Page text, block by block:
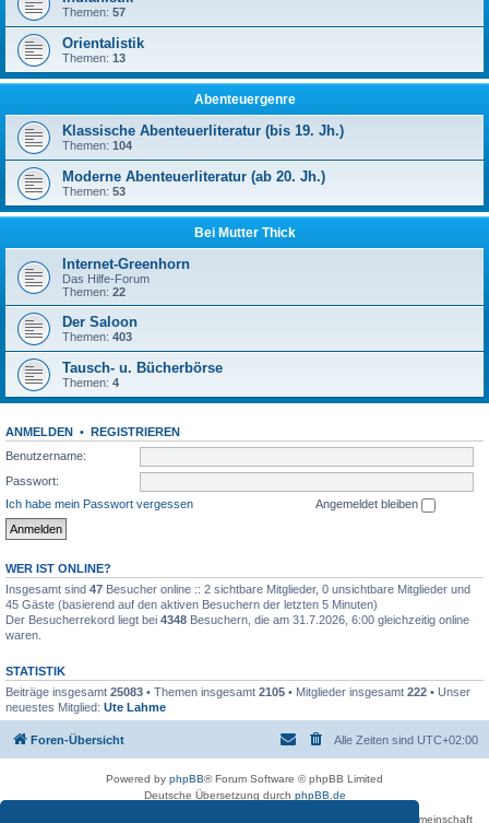
Themen: 57
Orientalistik
Themen: 13
Abenteuergenre
Klassische Abenteuerliteratur (bis 19. Jh.)
Themen: 104
Moderne Abenteuerliteratur (ab 20. Jh.)
Themen: 53
Bei Mutter Thick
Internet-Greenhorn
Das Hilfe-Forum
Themen: 22
Der Saloon
Themen: 403
Tausch- u. Bücherbörse
Themen: 4
ANMELDEN • REGISTRIEREN
Benutzername:
Passwort:
Ich habe mein Passwort vergessen
Angemeldet bleiben
WER IST ONLINE?
Insgesamt sind 47 Besucher online :: 2 sichtbare Mitglieder, 0 unsichtbare Mitglieder und
45 Gäste (basierend auf den aktiven Besuchern der letzten 5 Minuten)
Der Besucherrekord liegt bei 4348 Besuchern, die am 31.7.2026, 6:00 gleichzeitig online
waren.
STATISTIK
Beiträge insgesamt 25083 • Themen insgesamt 2105 • Mitglieder insgesamt 222 • Unser
neuestes Mitglied: Ute Lahme
Foren-Übersicht Alle Zeiten sind UTC+02:00
Powered by phpBB® Forum Software © phpBB Limited
Deutsche Übersetzung durch phpBB.de
Betreiber des Forums für die Karl-May-Vereinigung – Arbeits- und Forschungsgemeinschaft